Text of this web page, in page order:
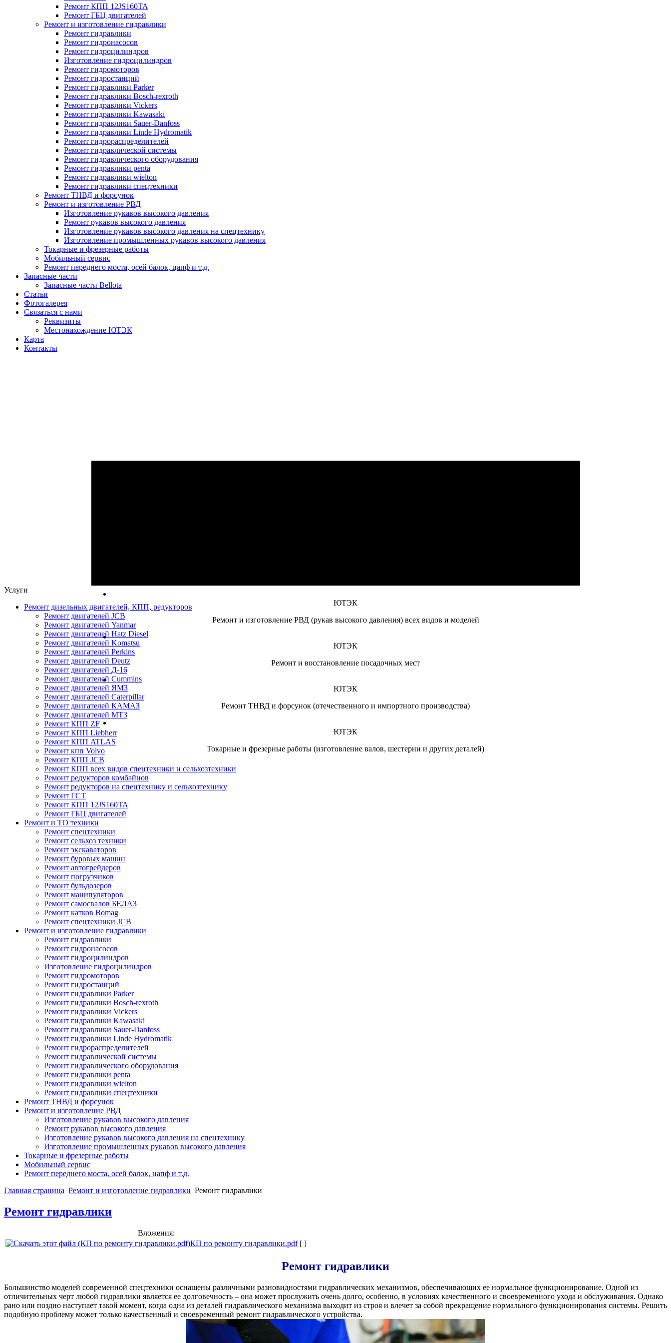
Ремонт КПП 12JS160TA
Ремонт ГБЦ двигателей
Ремонт и изготовление гидравлики
Ремонт гидравлики
Ремонт гидронасосов
Ремонт гидроцилиндров
Изготовление гидроцилиндров
Ремонт гидромоторов
Ремонт гидростанций
Ремонт гидравлики Parker
Ремонт гидравлики Bosch-rexroth
Ремонт гидравлики Vickers
Ремонт гидравлики Kawasaki
Ремонт гидравлики Sauer-Danfoss
Ремонт гидравлики Linde Hydromatik
Ремонт гидрораспределителей
Ремонт гидравлической системы
Ремонт гидравлического оборудования
Ремонт гидравлики penta
Ремонт гидравлики wielton
Ремонт гидравлики спецтехники
Ремонт ТНВД и форсунок
Ремонт и изготовление РВД
Изготовление рукавов высокого давления
Ремонт рукавов высокого давления
Изготовление рукавов высокого давления на спецтехнику
Изготовление промышленных рукавов высокого давления
Токарные и фрезерные работы
Мобильный сервис
Ремонт переднего моста, осей балок, цапф и т.д.
Запасные части
Запасные части Bellota
Статьи
Фотогалерея
Связаться с нами
Реквизиты
Местонахождение ЮТЭК
Карта
Контакты
ЮТЭК
Ремонт и изготовление РВД (рукав высокого давления) всех видов и моделей
ЮТЭК
Ремонт и восстановление посадочных мест
ЮТЭК
Ремонт ТНВД и форсунок (отечественного и импортного производства)
ЮТЭК
Токарные и фрезерные работы (изготовление валов, шестерни и других деталей)
Услуги
Ремонт дизельных двигателей, КПП, редукторов
Ремонт двигателей JCB
Ремонт двигателей Yanmar
Ремонт двигателей Hatz Diesel
Ремонт двигателей Komatsu
Ремонт двигателей Perkins
Ремонт двигателей Deutz
Ремонт двигателей Д-16
Ремонт двигателей Cummins
Ремонт двигателей ЯМЗ
Ремонт двигателей Caterpillar
Ремонт двигателей КАМАЗ
Ремонт двигателей МТЗ
Ремонт КПП ZF
Ремонт КПП Liebherr
Ремонт КПП ATLAS
Ремонт кпп Volvo
Ремонт КПП JСB
Ремонт КПП всех видов спецтехники и сельхозтехники
Ремонт редукторов комбайнов
Ремонт редукторов на спецтехнику и сельхозтехнику
Ремонт ГСТ
Ремонт КПП 12JS160TA
Ремонт ГБЦ двигателей
Ремонт и ТО техники
Ремонт спецтехники
Ремонт сельхоз техники
Ремонт экскаваторов
Ремонт буровых машин
Ремонт автогрейдеров
Ремонт погрузчиков
Ремонт бульдозеров
Ремонт манипуляторов
Ремонт самосвалов БЕЛАЗ
Ремонт катков Bomag
Ремонт спецтехники JCB
Ремонт и изготовление гидравлики
Ремонт гидравлики
Ремонт гидронасосов
Ремонт гидроцилиндров
Изготовление гидроцилиндров
Ремонт гидромоторов
Ремонт гидростанций
Ремонт гидравлики Parker
Ремонт гидравлики Bosch-rexroth
Ремонт гидравлики Vickers
Ремонт гидравлики Kawasaki
Ремонт гидравлики Sauer-Danfoss
Ремонт гидравлики Linde Hydromatik
Ремонт гидрораспределителей
Ремонт гидравлической системы
Ремонт гидравлического оборудования
Ремонт гидравлики penta
Ремонт гидравлики wielton
Ремонт гидравлики спецтехники
Ремонт ТНВД и форсунок
Ремонт и изготовление РВД
Изготовление рукавов высокого давления
Ремонт рукавов высокого давления
Изготовление рукавов высокого давления на спецтехнику
Изготовление промышленных рукавов высокого давления
Токарные и фрезерные работы
Мобильный сервис
Ремонт переднего моста, осей балок, цапф и т.д.
Главная страница Ремонт и изготовление гидравлики Ремонт гидравлики
Ремонт гидравлики
Вложения:
КП по ремонту гидравлики.pdf [ ]
Ремонт гидравлики
Большинство моделей современной спецтехники оснащены различными разновидностями гидравлических механизмов, обеспечивающих ее нормальное функционирование. Одной из
отличительных черт любой гидравлики является ее долговечность – она может прослужить очень долго, особенно, в условиях качественного и своевременного ухода и обслуживания. Однако
рано или поздно наступает такой момент, когда одна из деталей гидравлического механизма выходит из строя и влечет за собой прекращение нормального функционирования системы. Решить
подобную проблему может только качественный и своевременный ремонт гидравлического устройства.